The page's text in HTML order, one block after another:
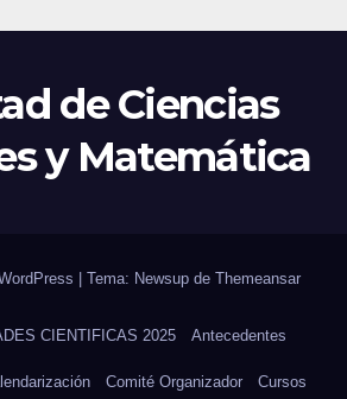
de Ciencias
y Matemática
Tema: Newsup de Themeansar
CIENTIFICAS 2025 Antecedentes
Comité Organizador Cursos